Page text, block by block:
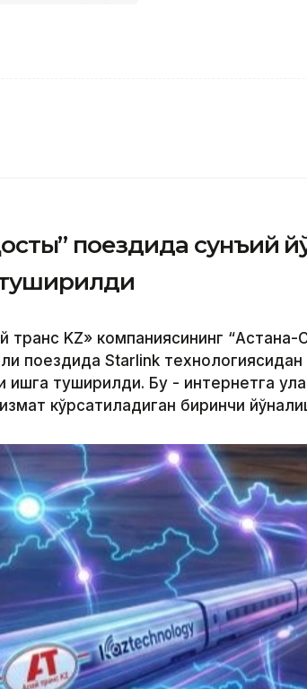
поездида сунъий
транс KZ» компаниясининг
поездида Starlink
ишга туширилди. Бу - интернетга
кўрсатиладиган биринчи